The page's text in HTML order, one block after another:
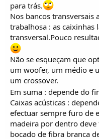
para trás.
Nos bancos transversais
trabalhosa : as caixinhas
transversal.Pouco
Não se esqueçam que
um woofer, um médio e
um crossover.
Em suma : depende do
Caixas acústicas :
efectuar sempre furo de
madeira por dentro
bocado de fibra branca